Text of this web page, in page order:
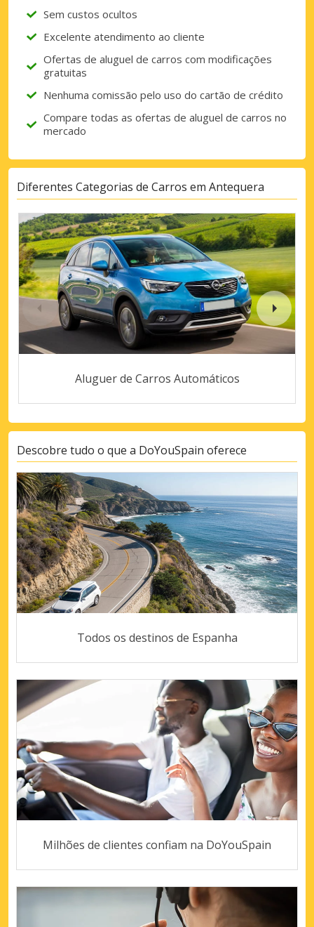
Sem custos ocultos
Excelente atendimento ao cliente
Ofertas de aluguel de carros com modificações
gratuitas
Nenhuma comissão pelo uso do cartão de crédito
Compare todas as ofertas de aluguel de carros no
mercado
Diferentes Categorias de Carros em Antequera
Aluguer de Carros Automáticos
Descobre tudo o que a DoYouSpain oferece
Todos os destinos de Espanha
Milhões de clientes confiam na DoYouSpain